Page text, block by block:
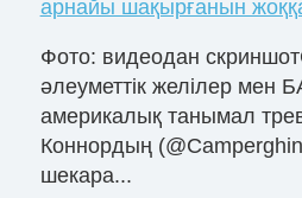
арнайы шақырғанын
Фото: видеодан
әлеуметтік желілер мен
америкалық танымал
Коннордың
шекара...